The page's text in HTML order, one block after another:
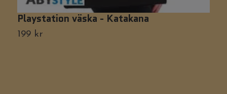
Playstation väska - Katakana
199 kr